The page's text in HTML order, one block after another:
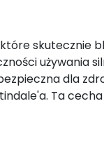
skutecznie
używania
dla
Ta